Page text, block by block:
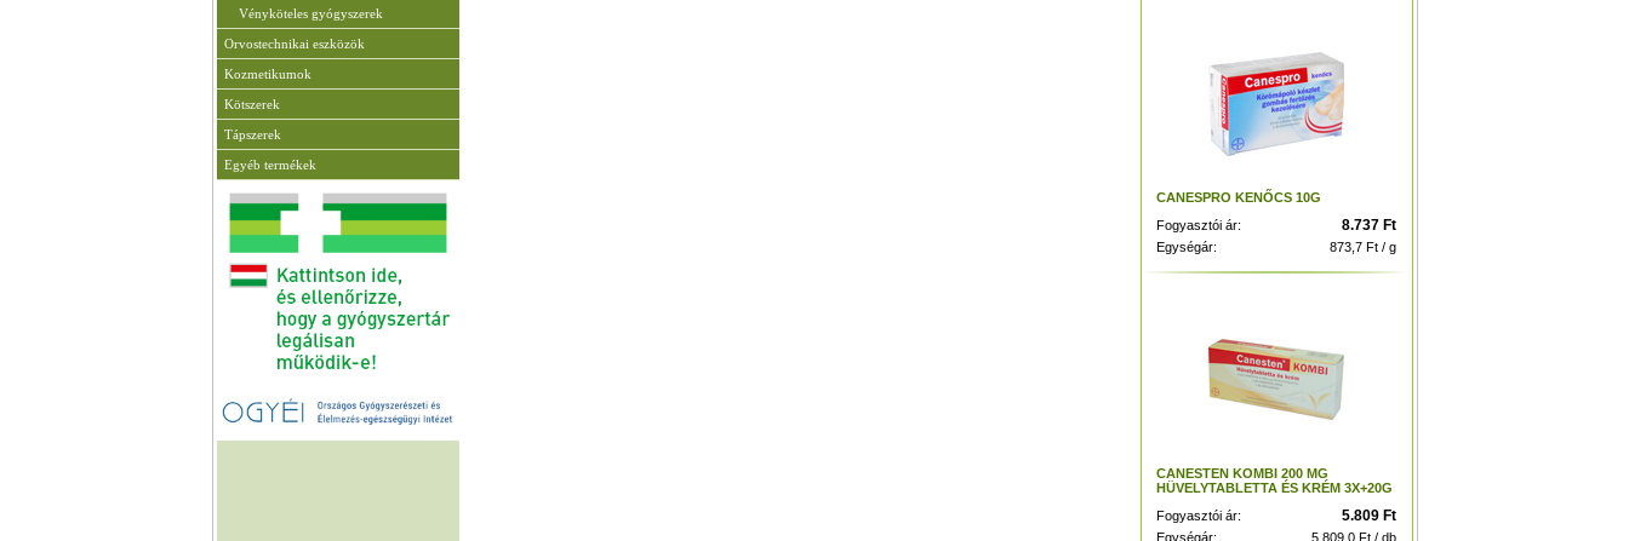
Vényköteles gyógyszerek
Orvostechnikai eszközök
Kozmetikumok
Kötszerek
Tápszerek
Egyéb termékek
CANESPRO KENŐCS 10G
Fogyasztói ár:
8.737 Ft
Egységár: 873,7 Ft / g
CANESTEN KOMBI 200 MG
HÜVELYTABLETTA ÉS KRÉM 3X+20G
Fogyasztói ár:
5.809 Ft
Egységár: 5.809,0 Ft / db